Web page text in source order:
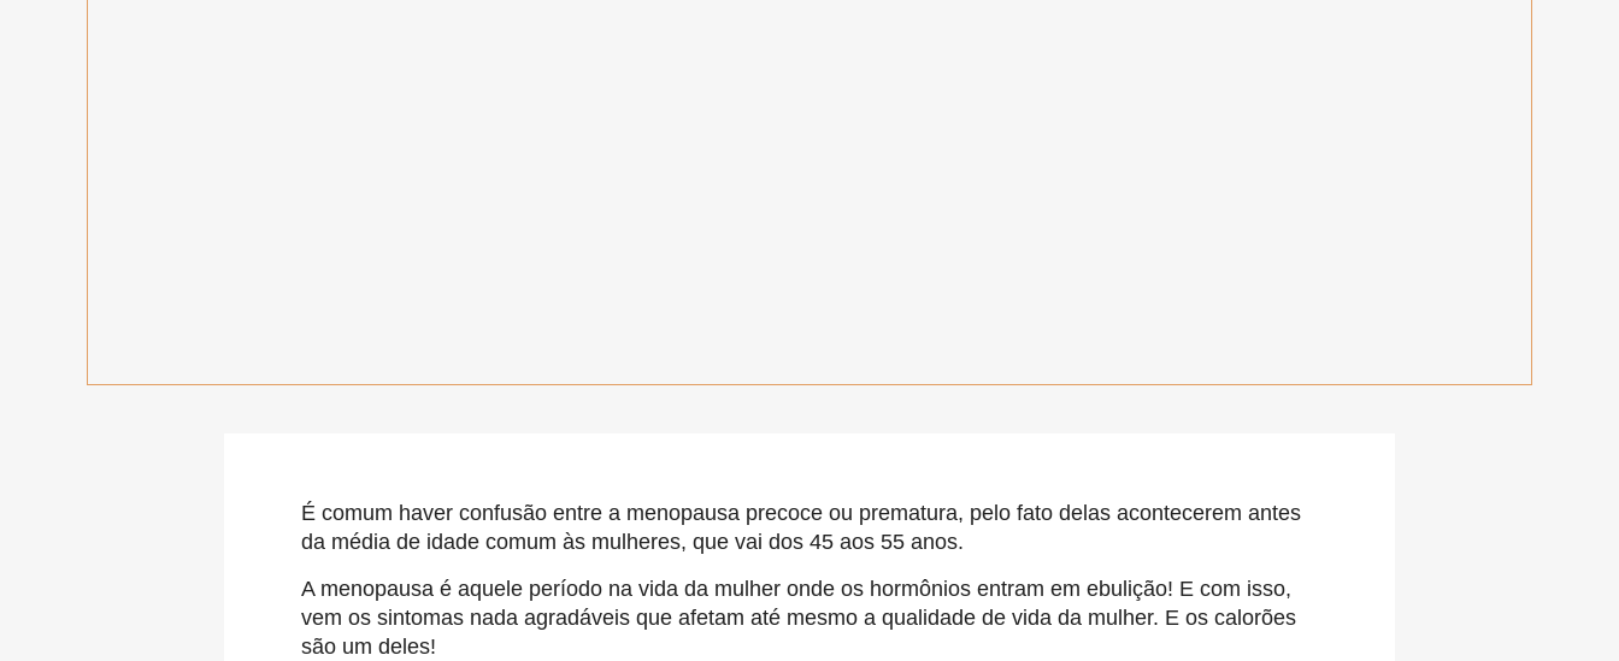
É comum haver confusão entre a menopausa precoce ou prematura, pelo fato delas acontecerem antes
da média de idade comum às mulheres, que vai dos 45 aos 55 anos.
A menopausa é aquele período na vida da mulher onde os hormônios entram em ebulição! E com isso,
vem os sintomas nada agradáveis que afetam até mesmo a qualidade de vida da mulher. E os calorões
são um deles!